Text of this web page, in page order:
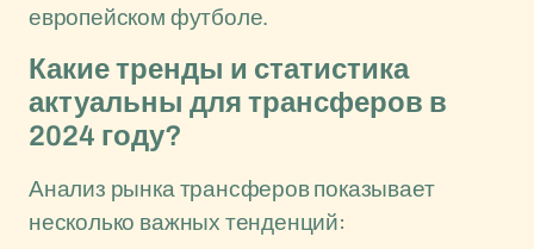
европейском футболе.
Какие тренды и статистика
актуальны для трансферов в
2024 году?
Анализ рынка трансферов показывает
несколько важных тенденций: